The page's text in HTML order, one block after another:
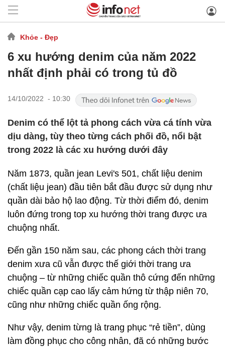
Khỏe - Đẹp
6 xu hướng denim của năm 2022
nhất định phải có trong tủ đồ
14/10/2022 - 10:30
Denim có thể lột tả phong cách vừa cá tính vừa
dịu dàng, tùy theo từng cách phối đồ, nổi bật
trong 2022 là các xu hướng dưới đây
Năm 1873, quần jean Levi's 501, chất liệu denim
(chất liệu jean) đầu tiên bắt đầu được sử dụng như
quần dài bảo hộ lao động. Từ thời điểm đó, denim
luôn đứng trong top xu hướng thời trang được ưa
chuộng nhất.
Đến gần 150 năm sau, các phong cách thời trang
denim xưa cũ vẫn được thế giới thời trang ưa
chuộng – từ những chiếc quần thô cứng đến những
chiếc quần cạp cao lấy cảm hứng từ thập niên 70,
cũng như những chiếc quần ống rộng.
Như vậy, denim từng là trang phục “rẻ tiền”, dùng
làm đồng phục cho công nhân, đã có những bước